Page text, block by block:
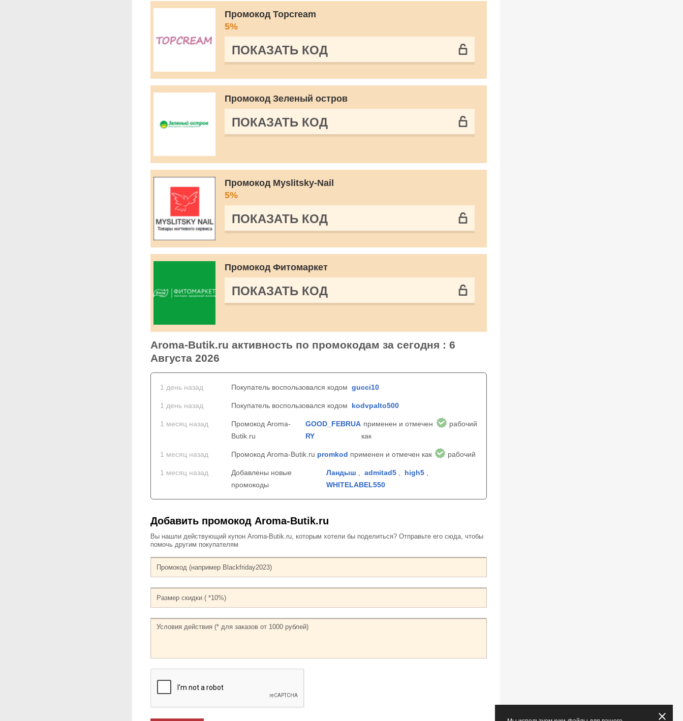
Промокод Topcream
5%
ПОКАЗАТЬ КОД
Промокод Зеленый остров
ПОКАЗАТЬ КОД
Промокод Myslitsky-Nail
5%
ПОКАЗАТЬ КОД
Промокод Фитомаркет
ПОКАЗАТЬ КОД
Aroma-Butik.ru активность по промокодам за сегодня : 6
Августа 2026
1 день назад Покупатель воспользовался кодом gucci10
1 день назад Покупатель воспользовался кодом kodvpalto500
1 месяц назад
Промокод Aroma-
Butik.ru
GOOD_FEBRUA
RY
применен и отмечен
как
рабочий
1 месяц назад Промокод Aroma-Butik.ru promkod применен и отмечен как рабочий
1 месяц назад
Добавлены новые
промокоды
Ландыш ,admitad5 high5
WHITELABEL550
Добавить промокод Aroma-Butik.ru
Вы нашли действующий купон Aroma-Butik.ru, которым хотели бы поделиться? Отправьте его сюда, чтобы
помочь другим покупателям